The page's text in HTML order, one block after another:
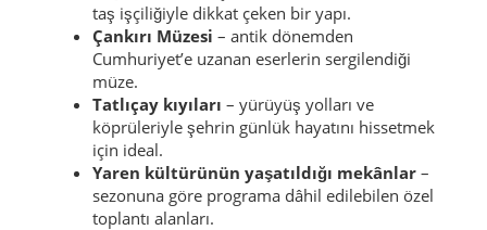
taş işçiliğiyle dikkat çeken bir yapı.
Çankırı Müzesi – antik dönemden
Cumhuriyet’e uzanan eserlerin sergilendiği
müze.
Tatlıçay kıyıları – yürüyüş yolları ve
köprüleriyle şehrin günlük hayatını hissetmek
için ideal.
Yaren kültürünün yaşatıldığı mekânlar –
sezonuna göre programa dâhil edilebilen özel
toplantı alanları.